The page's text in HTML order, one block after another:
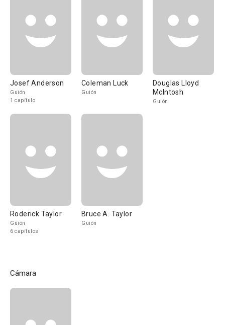
Josef Anderson
Guión
1 capítulo
Coleman Luck
Guión
Douglas Lloyd
McIntosh
Guión
Roderick Taylor
Guión
6 capítulos
Bruce A. Taylor
Guión
Cámara